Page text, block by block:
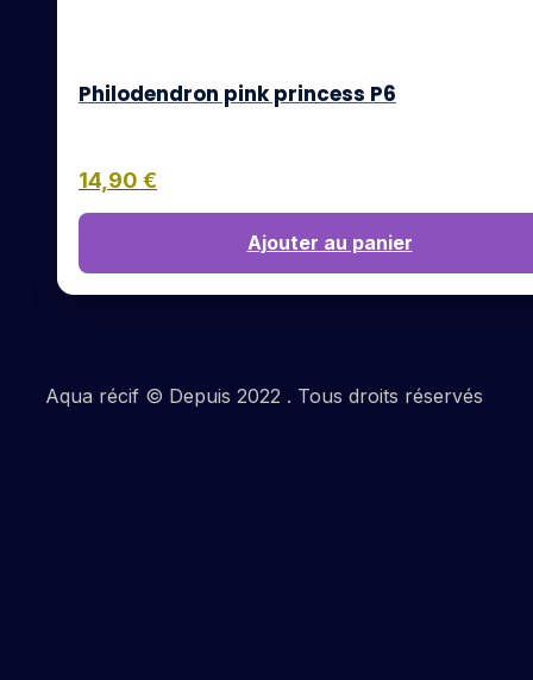
Philodendron pink princess P6
14,90 €
Ajouter au panier
Aqua récif © Depuis 2022 . Tous droits réservés